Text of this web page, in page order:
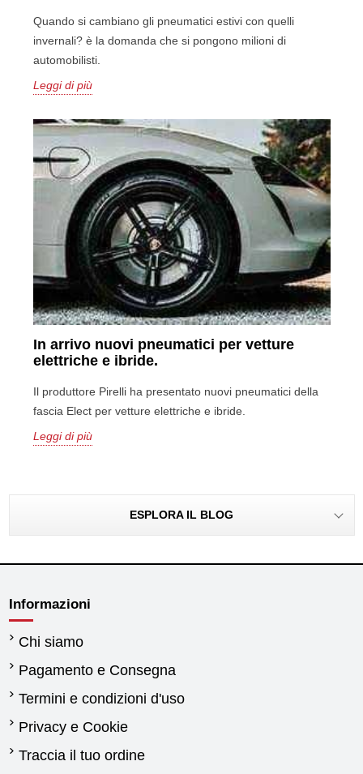
Quando si cambiano gli pneumatici estivi con quelli
invernali? è la domanda che si pongono milioni di
automobilisti.
Leggi di più
In arrivo nuovi pneumatici per vetture
elettriche e ibride.
Il produttore Pirelli ha presentato nuovi pneumatici della
fascia Elect per vetture elettriche e ibride.
Leggi di più
ESPLORA IL BLOG
Informazioni
Chi siamo
Pagamento e Consegna
Termini e condizioni d'uso
Privacy e Cookie
Traccia il tuo ordine